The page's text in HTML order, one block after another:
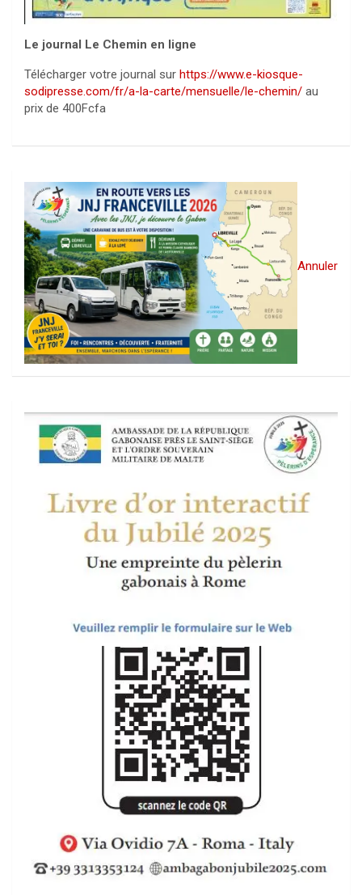
Le journal Le Chemin en ligne
Télécharger votre journal sur https://www.e-kiosque-
sodipresse.com/fr/a-la-carte/mensuelle/le-chemin/ au
prix de 400Fcfa
Annuler